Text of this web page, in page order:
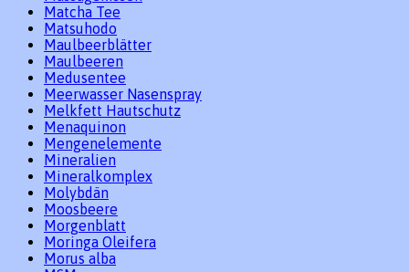
Matcha Tee
Matsuhodo
Maulbeerblätter
Maulbeeren
Medusentee
Meerwasser Nasenspray
Melkfett Hautschutz
Menaquinon
Mengenelemente
Mineralien
Mineralkomplex
Molybdän
Moosbeere
Morgenblatt
Moringa Oleifera
Morus alba